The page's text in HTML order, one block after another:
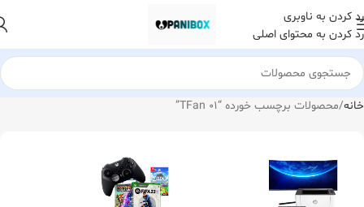
رد کردن به ناوبری
رد کردن به محتوای اصلی
خانه محصولات برچسب خورده “TFan 01”